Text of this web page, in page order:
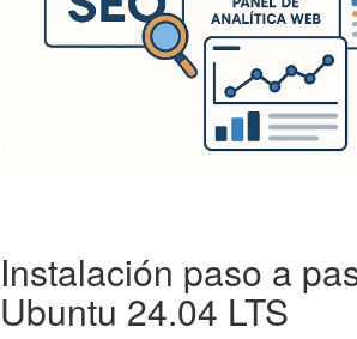
Instalación paso a
Ubuntu 24.04 LTS